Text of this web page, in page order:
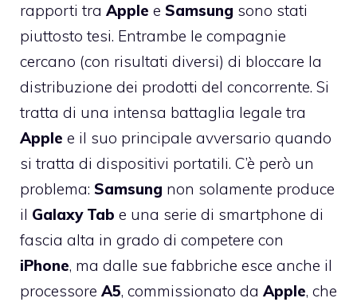
rapporti tra Apple e Samsung sono stati
piuttosto tesi. Entrambe le compagnie
cercano (con risultati diversi) di bloccare la
distribuzione dei prodotti del concorrente. Si
tratta di una intensa battaglia legale tra
Apple e il suo principale avversario quando
si tratta di dispositivi portatili. C’è però un
problema: Samsung non solamente produce
il Galaxy Tab e una serie di smartphone di
fascia alta in grado di competere con
iPhone, ma dalle sue fabbriche esce anche il
processore A5, commissionato da Apple, che